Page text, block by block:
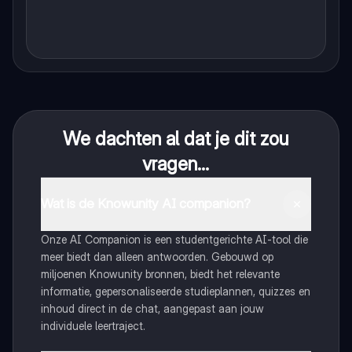
We dachten al dat je dit zou
vragen...
Onze AI Companion is een studentgerichte AI-tool die
meer biedt dan alleen antwoorden. Gebouwd op
miljoenen Knowunity bronnen, biedt het relevante
informatie, gepersonaliseerde studieplannen, quizzes en
inhoud direct in de chat, aangepast aan jouw
individuele leertraject.